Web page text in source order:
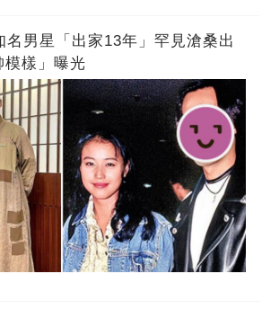
名男星「出家13年」罕見滄桑出
模樣」曝光